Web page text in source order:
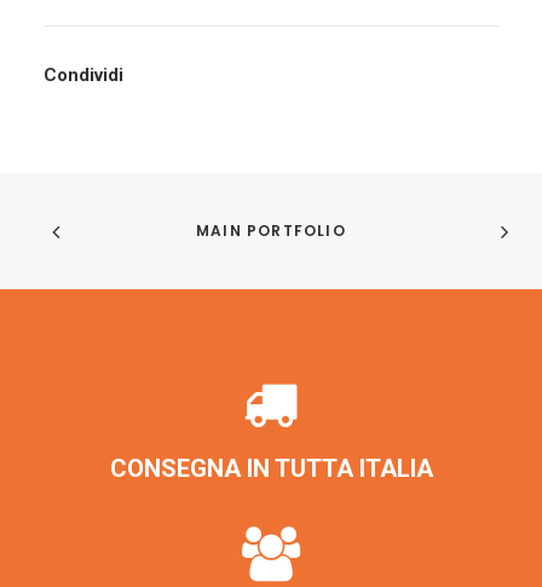
Condividi
MAIN PORTFOLIO
CONSEGNA IN TUTTA ITALIA